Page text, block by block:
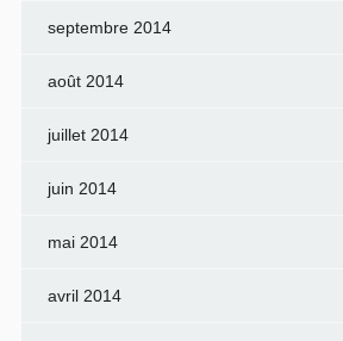
septembre 2014
août 2014
juillet 2014
juin 2014
mai 2014
avril 2014